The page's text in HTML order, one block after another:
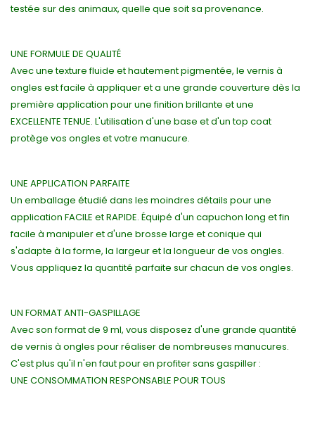
testée sur des animaux, quelle que soit sa provenance.
UNE FORMULE DE QUALITÉ
Avec une texture fluide et hautement pigmentée, le vernis à
ongles est facile à appliquer et a une grande couverture dès la
première application pour une finition brillante et une
EXCELLENTE TENUE. L'utilisation d'une base et d'un top coat
protège vos ongles et votre manucure.
UNE APPLICATION PARFAITE
Un emballage étudié dans les moindres détails pour une
application FACILE et RAPIDE. Équipé d'un capuchon long et fin
facile à manipuler et d'une brosse large et conique qui
s'adapte à la forme, la largeur et la longueur de vos ongles.
Vous appliquez la quantité parfaite sur chacun de vos ongles.
UN FORMAT ANTI-GASPILLAGE
Avec son format de 9 ml, vous disposez d'une grande quantité
de vernis à ongles pour réaliser de nombreuses manucures.
C'est plus qu'il n'en faut pour en profiter sans gaspiller :
UNE CONSOMMATION RESPONSABLE POUR TOUS